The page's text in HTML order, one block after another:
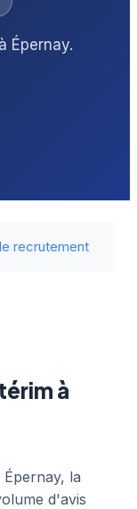
Épernay.
recrutement
à
la
d'avis